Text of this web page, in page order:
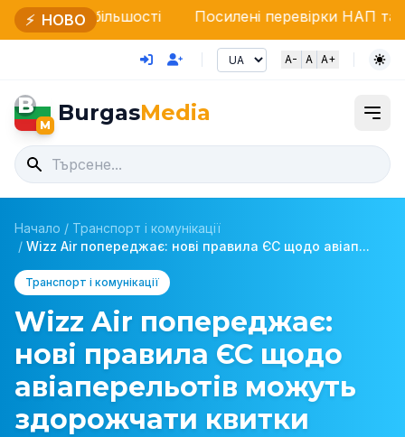
⚡ НОВО Посилені перевірки НАП та
A- A A+
B
M BurgasMedia
Начало / Транспорт і комунікації
/ Wizz Air попереджає: нові правила ЄС щодо авіап...
Транспорт і комунікації
Wizz Air попереджає:
нові правила ЄС щодо
авіаперельотів можуть
здорожчати квитки